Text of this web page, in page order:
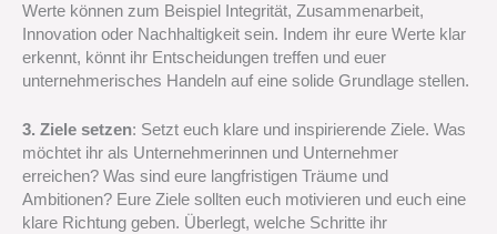
Werte können zum Beispiel Integrität, Zusammenarbeit,
Innovation oder Nachhaltigkeit sein. Indem ihr eure Werte klar
erkennt, könnt ihr Entscheidungen treffen und euer
unternehmerisches Handeln auf eine solide Grundlage stellen.
3. Ziele setzen: Setzt euch klare und inspirierende Ziele. Was
möchtet ihr als Unternehmerinnen und Unternehmer
erreichen? Was sind eure langfristigen Träume und
Ambitionen? Eure Ziele sollten euch motivieren und euch eine
klare Richtung geben. Überlegt, welche Schritte ihr